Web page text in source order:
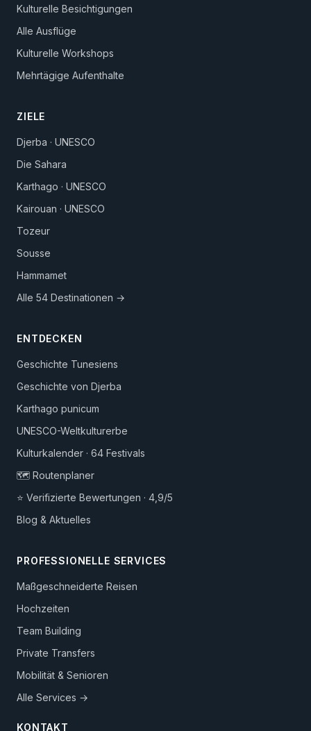
Kulturelle Besichtigungen
Alle Ausflüge
Kulturelle Workshops
Mehrtägige Aufenthalte
ZIELE
Djerba · UNESCO
Die Sahara
Karthago · UNESCO
Kairouan · UNESCO
Tozeur
Sousse
Hammamet
Alle 54 Destinationen →
ENTDECKEN
Geschichte Tunesiens
Geschichte von Djerba
Karthago punicum
UNESCO-Weltkulturerbe
Kulturkalender · 64 Festivals
🗺️ Routenplaner
⭐ Verifizierte Bewertungen · 4,9/5
Blog & Aktuelles
PROFESSIONELLE SERVICES
Maßgeschneiderte Reisen
Hochzeiten
Team Building
Private Transfers
Mobilität & Senioren
Alle Services →
KONTAKT